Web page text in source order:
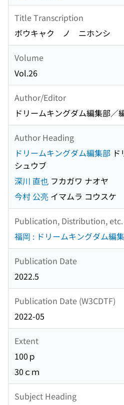
Title Transcription
ボウキャク ノ ニホンシ
Volume
Vol.26
Author/Editor
ドリームキングダム編集部／
Author Heading
ドリームキングダム編集部
シュウブ
深川 直也 フカガワ ナオヤ
今村 公亮 イマムラ コウスケ
Publication, Distribution, etc.
福岡 : ドリームキングダム編
Publication Date
2022.5
Publication Date (W3CDTF)
2022-05
Extent
100ｐ
30ｃｍ
Subject Heading